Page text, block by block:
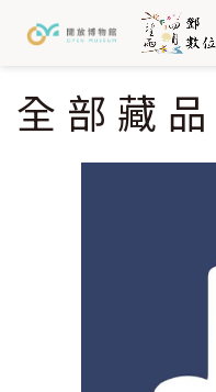
關於我們
Jump
Jump
您在這裡
全部藏品